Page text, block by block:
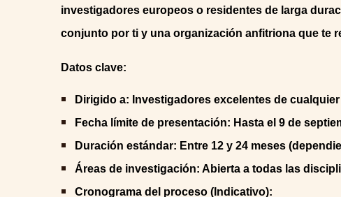
investigadores europeos o residentes de larga
conjunto por ti y una organización anfitriona que te
Datos clave:
Dirigido a: Investigadores excelentes de
Fecha límite de presentación: Hasta el 9 de
Duración estándar: Entre 12 y 24 meses
Áreas de investigación: Abierta a todas las
Cronograma del proceso (Indicativo):